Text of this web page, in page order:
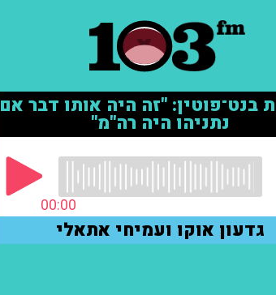
בנט־פוטין: "זה היה אותו דבר אם
נתניהו היה רה"מ"
00:00
גדעון אוקו ועמיחי אתאלי